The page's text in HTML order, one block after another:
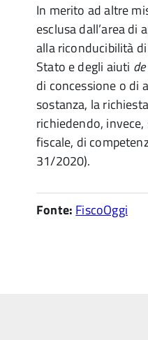
In merito ad altre
esclusa dall’area di
alla riconducibilità
Stato e degli aiuti
di concessione o di
sostanza, la
richiedendo,
fiscale, di
31/2020).
Fonte: FiscoOggi